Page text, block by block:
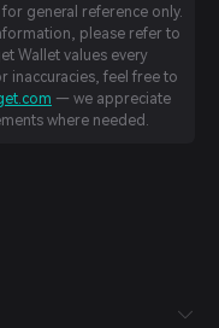
general reference only.
please refer to
Wallet values every
inaccuracies, feel free to
— we appreciate
where needed.